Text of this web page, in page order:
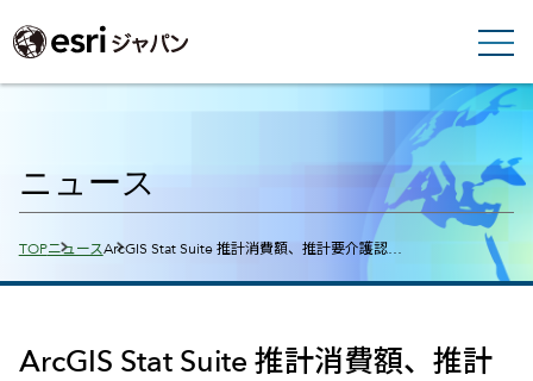
ニュース
Breadcrumbs
TOPニュースArcGIS Stat Suite 推計消費額、推計要介護認…
ArcGIS Stat Suite 推計消費額、推計